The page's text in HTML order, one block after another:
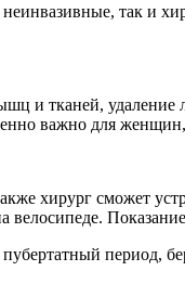
так и
и тканей,
важно для
хирург сможет